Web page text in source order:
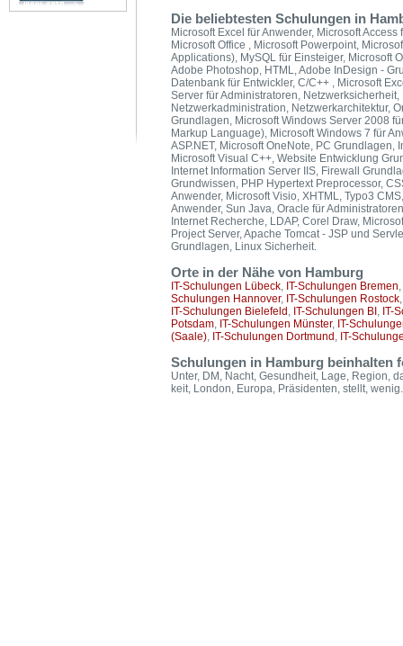
Die beliebtesten Schulungen in
Microsoft Excel für Anwender, Microsoft
Microsoft Office , Microsoft Powerpoint,
Applications), MySQL für Einsteiger, Microsoft
Adobe Photoshop, HTML, Adobe InDesign -
Datenbank für Entwickler, C/C++ , Microsoft
Server für Administratoren,
Netzwerkadministration, Netzwerkarchitektur,
Grundlagen, Microsoft Windows Server 2008
Markup Language), Microsoft Windows 7 für
ASP.NET, Microsoft OneNote, PC
Microsoft Visual C++, Website Entwicklung
Internet Information Server IIS, Firewall
Grundwissen, PHP Hypertext Preprocessor,
Anwender, Microsoft Visio, XHTML, Typo3
Anwender, Sun Java, Oracle für
Internet Recherche, LDAP, Corel Draw,
Project Server, Apache Tomcat - JSP und
Grundlagen, Linux Sicherheit.
Orte in der Nähe von Hamburg
IT-Schulungen Lübeck, IT-Schulungen Bremen,
Schulungen Hannover, IT-Schulungen Rostock
IT-Schulungen Bielefeld , IT-Schulungen BI , IT-
Potsdam, IT-Schulungen Münster, IT-
(Saale), IT-Schulungen Dortmund , IT-
Schulungen in Hamburg beinhalten
Unter, DM, Nacht, Gesundheit, Lage, Region,
keit, London, Europa, Präsidenten, stellt, wenig.